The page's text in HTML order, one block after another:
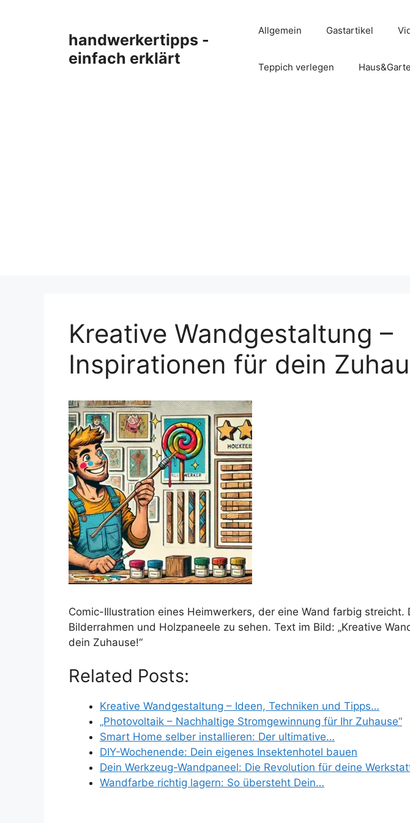
handwerkertipps -
einfach erklärt
Allgemein Gastartikel
Teppich verlegen
Kreative Wandgestaltung –
Inspirationen für dein
Comic-Illustration eines Heimwerkers, der eine Wand farbig streicht.
Bilderrahmen und Holzpaneele zu sehen. Text im Bild: „Kreative
dein Zuhause!“
Related Posts:
Kreative Wandgestaltung – Ideen, Techniken und Tipps…
„Photovoltaik – Nachhaltige Stromgewinnung für Ihr Zuhause“
Smart Home selber installieren: Der ultimative…
DIY-Wochenende: Dein eigenes Insektenhotel bauen
Dein Werkzeug-Wandpaneel: Die Revolution für deine
Wandfarbe richtig lagern: So übersteht Dein…